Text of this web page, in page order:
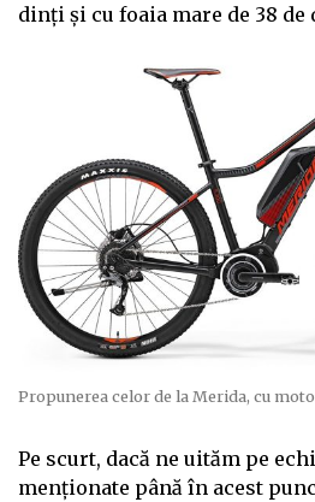
dinți și cu foaia mare de 38 de
Propunerea celor de la Merida, cu
Pe scurt, dacă ne uităm pe
menționate până în acest